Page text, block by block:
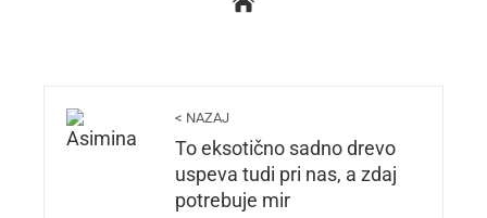
< NAZAJ
To eksotično sadno drevo
uspeva tudi pri nas, a zdaj
potrebuje mir